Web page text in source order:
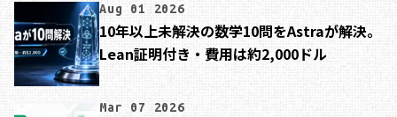
Aug 01 2026
10年以上未解決の数学10問をAstraが解決。
Lean証明付き・費用は約2,000ドル
Mar 07 2026